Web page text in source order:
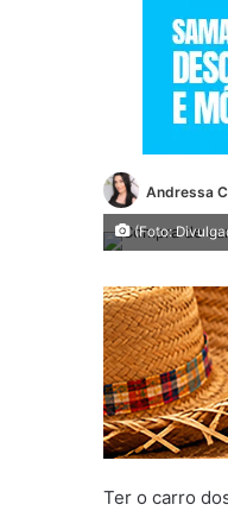
Andressa
(Foto:
Ter o carro